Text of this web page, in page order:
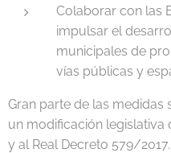
Colaborar con las
impulsar el
municipales de
vías públicas y
Gran parte de las medidas
un modificación legislativa
y al Real Decreto 579/